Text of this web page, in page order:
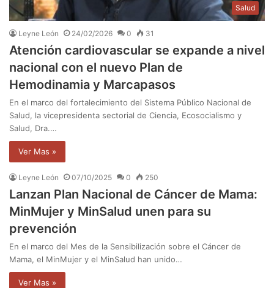
Salud
Leyne León 24/02/2026 0 31
Atención cardiovascular se expande a nivel
nacional con el nuevo Plan de
Hemodinamia y Marcapasos
En el marco del fortalecimiento del Sistema Público Nacional de
Salud, la vicepresidenta sectorial de Ciencia, Ecosocialismo y
Salud, Dra.…
Ver Mas »
Leyne León 07/10/2025 0 250
Lanzan Plan Nacional de Cáncer de Mama:
MinMujer y MinSalud unen para su
prevención
En el marco del Mes de la Sensibilización sobre el Cáncer de
Mama, el MinMujer y el MinSalud han unido…
Ver Mas »